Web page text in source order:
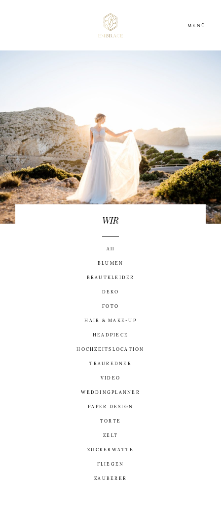
MENÜ
WIR
All
BLUMEN
BRAUTKLEIDER
DEKO
FOTO
HAIR & MAKE-UP
HEADPIECE
HOCHZEITSLOCATION
TRAUREDNER
VIDEO
WEDDINGPLANNER
PAPER DESIGN
TORTE
ZELT
ZUCKERWATTE
FLIEGEN
ZAUBERER
ABOUT
DIENSTLEISTER
INSPIRATION
BLOG
©2026 Embrace Your Love